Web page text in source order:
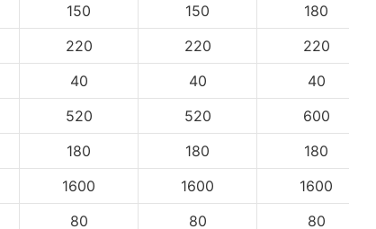
150 150
180
220 220
220
40 40
40
520 520
600
180 180
180
1600 1600
1600
80 80
80